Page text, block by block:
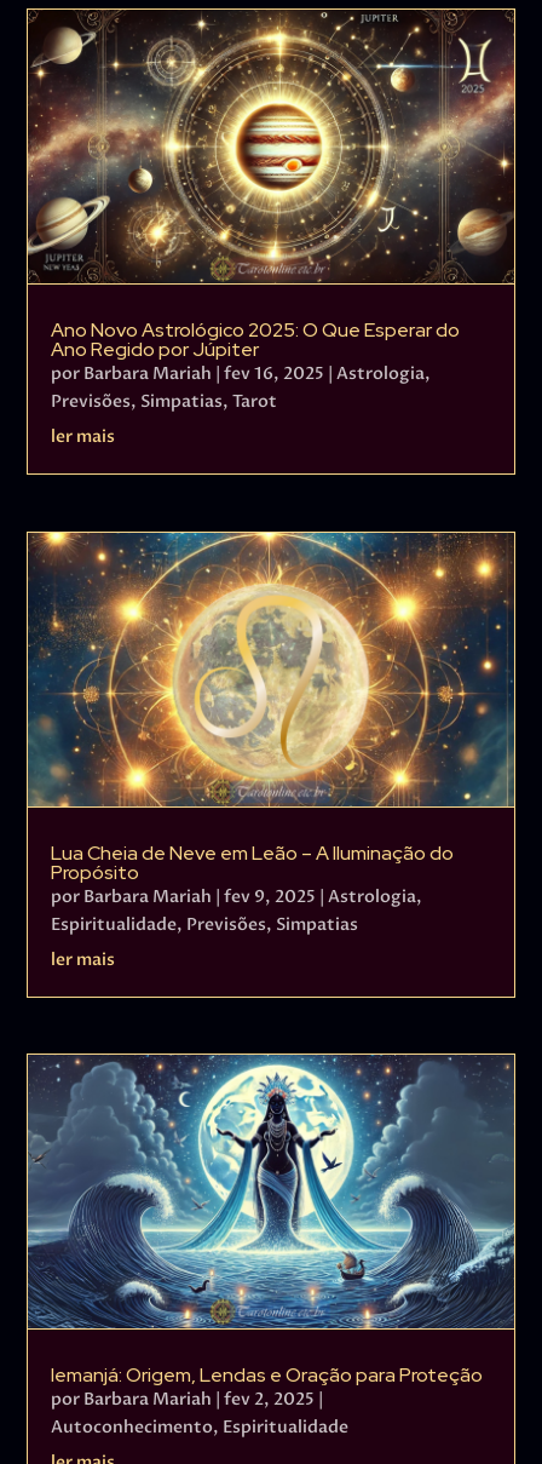
Ano Novo Astrológico 2025: O Que Esperar do
Ano Regido por Júpiter
por Barbara Mariah |fev 16, 2025 |Astrologia,
Previsões, Simpatias,Tarot
ler mais
Lua Cheia de Neve em Leão – A Iluminação do
Propósito
por Barbara Mariah |fev 9, 2025 |Astrologia,
Espiritualidade, Previsões, Simpatias
ler mais
Iemanjá: Origem, Lendas e Oração para Proteção
por Barbara Mariah |fev 2, 2025 |
Autoconhecimento, Espiritualidade